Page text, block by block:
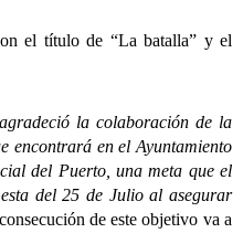
el título de “La batalla” y el
la colaboración de la
encontrará en el Ayuntamiento
del Puerto, una meta que el
del 25 de Julio al asegurar
de este objetivo va a